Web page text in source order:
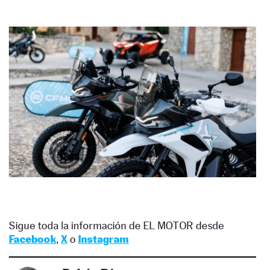
Sigue toda la información de EL MOTOR desde
Facebook, Xo Instagram